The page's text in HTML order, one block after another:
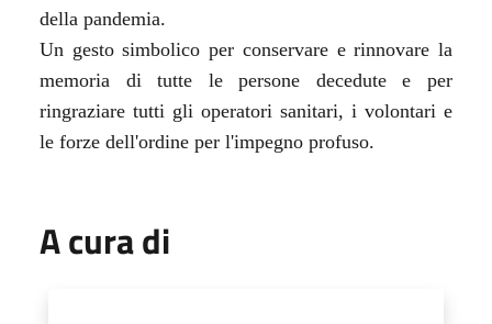
della pandemia.
Un gesto simbolico per conservare e rinnovare la
memoria di tutte le persone decedute e per
ringraziare tutti gli operatori sanitari, i volontari e
le forze dell'ordine per l'impegno profuso.
A cura di